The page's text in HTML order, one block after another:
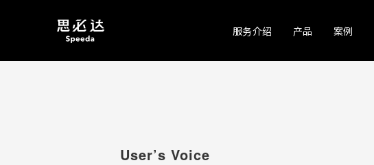
服务介绍 产品 案例
User’s Voice